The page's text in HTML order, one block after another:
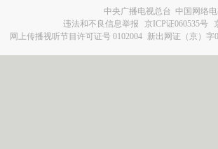
中央广播电视总台 中国网络
违法和不良信息举报
京ICP证060535号
网上传播视听节目许可证号 0102004 新出网证（京）